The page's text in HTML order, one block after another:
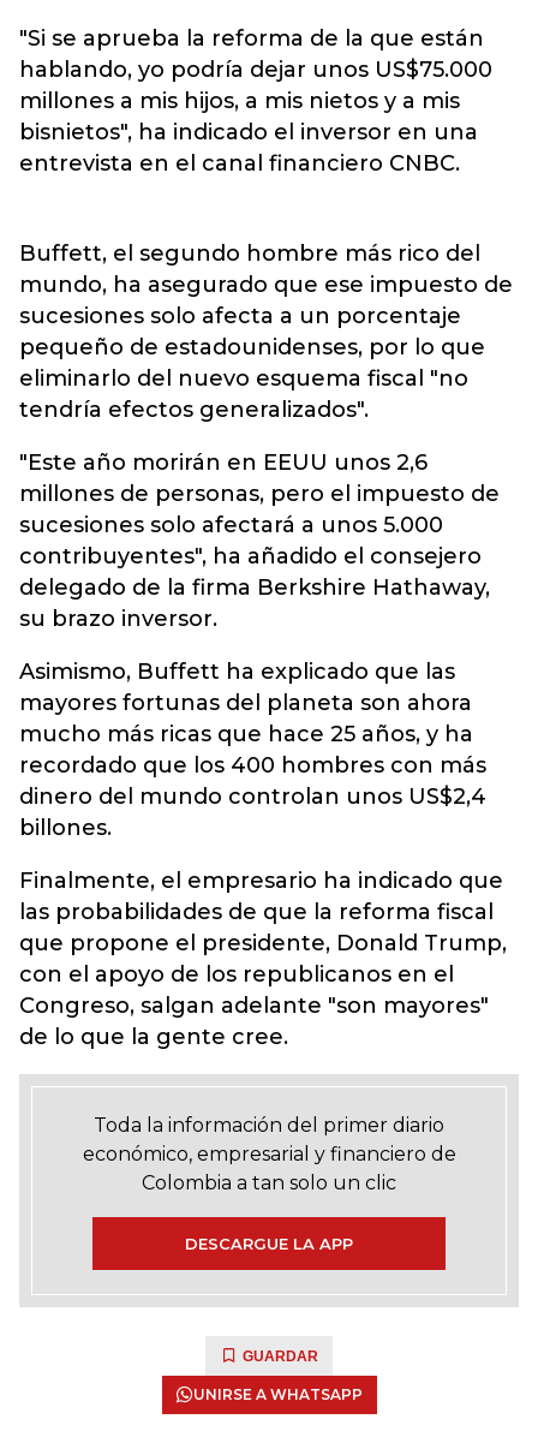
"Si se aprueba la reforma de la que están
hablando, yo podría dejar unos US$75.000
millones a mis hijos, a mis nietos y a mis
bisnietos", ha indicado el inversor en una
entrevista en el canal financiero CNBC.
Buffett, el segundo hombre más rico del
mundo, ha asegurado que ese impuesto de
sucesiones solo afecta a un porcentaje
pequeño de estadounidenses, por lo que
eliminarlo del nuevo esquema fiscal "no
tendría efectos generalizados".
"Este año morirán en EEUU unos 2,6
millones de personas, pero el impuesto de
sucesiones solo afectará a unos 5.000
contribuyentes", ha añadido el consejero
delegado de la firma Berkshire Hathaway,
su brazo inversor.
Asimismo, Buffett ha explicado que las
mayores fortunas del planeta son ahora
mucho más ricas que hace 25 años, y ha
recordado que los 400 hombres con más
dinero del mundo controlan unos US$2,4
billones.
Finalmente, el empresario ha indicado que
las probabilidades de que la reforma fiscal
que propone el presidente, Donald Trump,
con el apoyo de los republicanos en el
Congreso, salgan adelante "son mayores"
de lo que la gente cree.
Toda la información del primer diario
económico, empresarial y financiero de
Colombia a tan solo un clic
DESCARGUE LA APP
GUARDAR
UNIRSE A WHATSAPP